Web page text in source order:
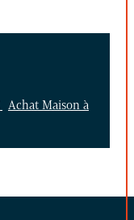
Achat Maison à